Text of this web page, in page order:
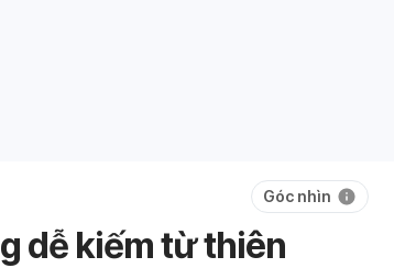
Góc nhìn
dễ kiếm từ thiên